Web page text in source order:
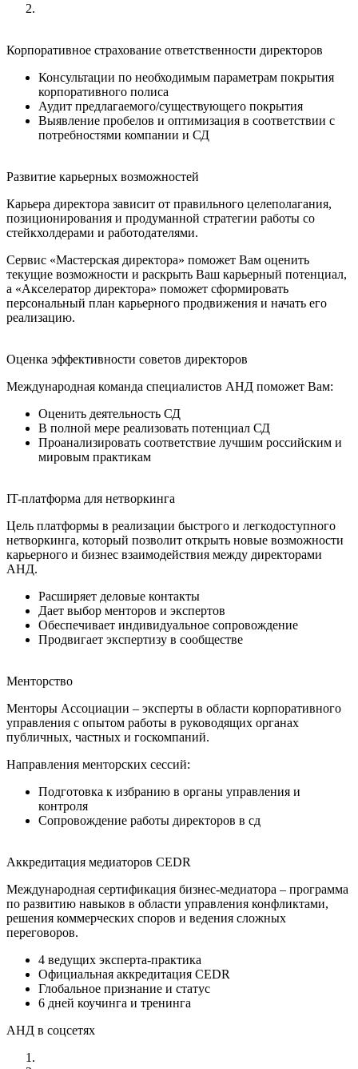
Корпоративное страхование ответственности директоров
Консультации по необходимым параметрам покрытия
корпоративного полиса
Аудит предлагаемого/существующего покрытия
Выявление пробелов и оптимизация в соответствии с
потребностями компании и СД
Развитие карьерных возможностей
Карьера директора зависит от правильного целеполагания,
позиционирования и продуманной стратегии работы со
стейкхолдерами и работодателями.
Сервис «Мастерская директора» поможет Вам оценить
текущие возможности и раскрыть Ваш карьерный потенциал,
а «Акселератор директора» поможет сформировать
персональный план карьерного продвижения и начать его
реализацию.
Оценка эффективности советов директоров
Международная команда специалистов АНД поможет Вам:
Оценить деятельность СД
В полной мере реализовать потенциал СД
Проанализировать соответствие лучшим российским и
мировым практикам
IT-платформа для нетворкинга
Цель платформы в реализации быстрого и легкодоступного
нетворкинга, который позволит открыть новые возможности
карьерного и бизнес взаимодействия между директорами
АНД.
Расширяет деловые контакты
Дает выбор менторов и экспертов
Обеспечивает индивидуальное сопровождение
Продвигает экспертизу в сообществе
Менторство
Менторы Ассоциации – эксперты в области корпоративного
управления с опытом работы в руководящих органах
публичных, частных и госкомпаний.
Направления менторских сессий:
Подготовка к избранию в органы управления и
контроля
Сопровождение работы директоров в сд
Аккредитация медиаторов CEDR
Международная сертификация бизнес-медиатора – программа
по развитию навыков в области управления конфликтами,
решения коммерческих споров и ведения сложных
переговоров.
4 ведущих эксперта-практика
Официальная аккредитация CEDR
Глобальное признание и статус
6 дней коучинга и тренинга
АНД в соцсетях